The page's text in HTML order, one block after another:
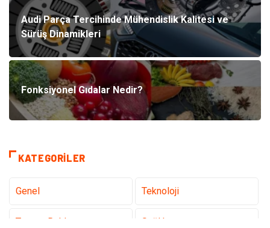
Audi Parça Tercihinde Mühendislik Kalitesi ve
Sürüş Dinamikleri
Fonksiyonel Gıdalar Nedir?
KATEGORILER
Genel Teknoloji
Tanıtıcı Reklam Sağlık